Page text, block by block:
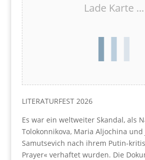
Lade Karte ...
LITERATURFEST 2026
Es war ein weltweiter Skandal, als
Tolokonnikova, Maria Aljochina und
Samutsevich nach ihrem Putin-
Prayer« verhaftet wurden. Die